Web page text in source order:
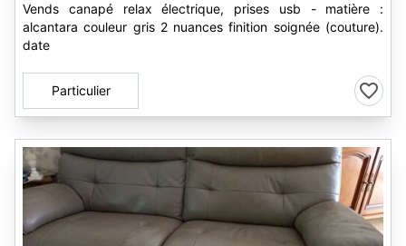
Vends canapé relax électrique, prises usb - matière :
alcantara couleur gris 2 nuances finition soignée (couture).
date
Particulier